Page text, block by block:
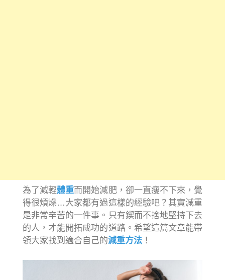
為了減輕體重而開始減肥，卻一直瘦不下來，覺
得很煩燥…大家都有過這樣的經驗吧？其實減重
是非常辛苦的一件事。只有鍥而不捨地堅持下去
的人，才能開拓成功的道路。希望這篇文章能帶
領大家找到適合自己的減重方法！